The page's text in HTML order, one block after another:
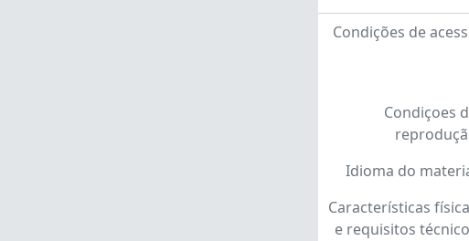
Condições de
Condiçoes
Idioma do
Características
e requisitos